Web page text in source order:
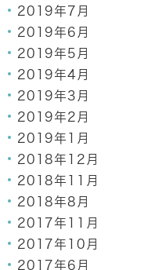
2019年7月
2019年6月
2019年5月
2019年4月
2019年3月
2019年2月
2019年1月
2018年12月
2018年11月
2018年8月
2017年11月
2017年10月
2017年6月